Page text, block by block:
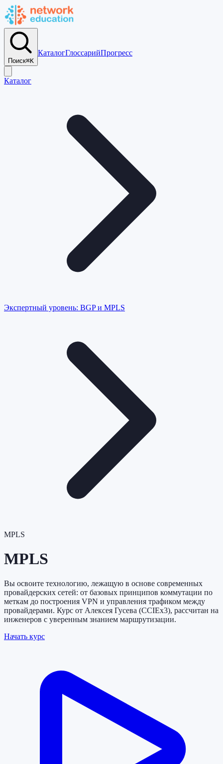
Поиск⌘K
КаталогГлоссарийПрогресс
Каталог
Экспертный уровень: BGP и MPLS
MPLS
MPLS
Вы освоите технологию, лежащую в основе современных
провайдерских сетей: от базовых принципов коммутации по
меткам до построения VPN и управления трафиком между
провайдерами. Курс от Алексея Гусева (CCIEx3), рассчитан на
инженеров с уверенным знанием маршрутизации.
Начать курс